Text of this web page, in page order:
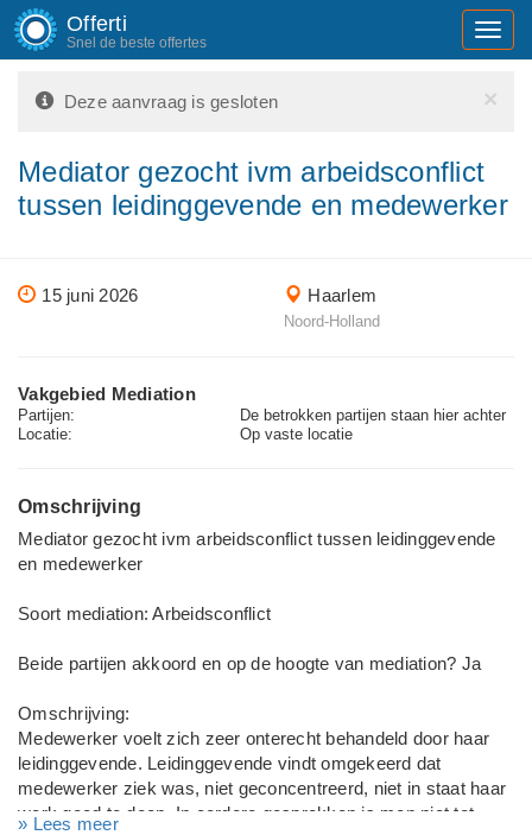
Offerti
Snel de beste offertes
×
Deze aanvraag is gesloten
Mediator gezocht ivm arbeidsconflict
tussen leidinggevende en medewerker
15 juni 2026 Haarlem
Noord-Holland
Vakgebied Mediation
Partijen:
De betrokken partijen staan hier achter
Locatie:
Op vaste locatie
Omschrijving
Mediator gezocht ivm arbeidsconflict tussen leidinggevende
en medewerker
Soort mediation: Arbeidsconflict
Beide partijen akkoord en op de hoogte van mediation? Ja
Omschrijving:
Medewerker voelt zich zeer onterecht behandeld door haar
leidinggevende. Leidinggevende vindt omgekeerd dat
medewerker ziek was, niet geconcentreerd, niet in staat haar
werk goed te doen. In eerdere gesprekken is men niet tot
» Lees meer